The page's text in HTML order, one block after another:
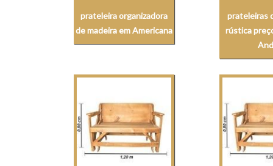
prateleira organizadora
de madeira em Americana
prateleiras
rústica